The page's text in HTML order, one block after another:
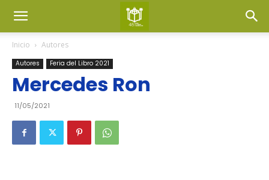
Inicio Autores
Autores Feria del Libro 2021
Mercedes Ron
11/05/2021